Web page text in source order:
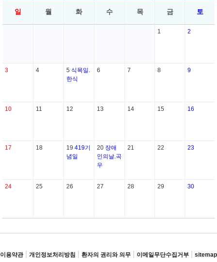
일 월 화 수 목 금 토
1 2
3 4 5 식목일.
한식
6 7 8 9
10 11 12 13 14 15 16
17 18 19 419기
념일
20 장애
인의날.곡
우
21 22 23
24 25 26 27 28 29 30
이용약관 개인정보처리방침 환자의 권리와 의무 이메일무단수집거부 sitemap